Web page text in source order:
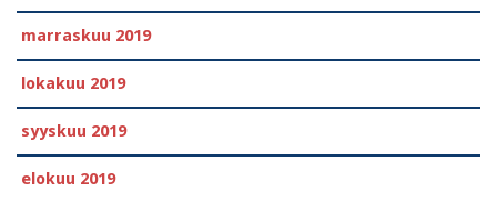
marraskuu 2019
lokakuu 2019
syyskuu 2019
elokuu 2019